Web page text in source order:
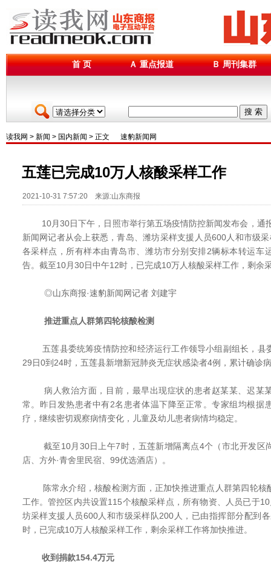
首 页 Ａ 重点报道 Ｂ 周刊集群
搜 索
读我网 > 新闻 > 国内新闻 > 正文 速豹新闻网
五莲已完成10万人核酸采样工作
2021-10-31 7:57:20 来源:山东商报
10月30日下午，日照市举行第五场疫情防控新闻发布会，通
新闻网记者从会上获悉，青岛、潍坊采样支援人员600人和市级
各采样点，所有样本由青岛市、潍坊市分别安排2辆标本转运车
告。截至10月30日中午12时，已完成10万人核酸采样工作，剩余
◎山东商报·速豹新闻网记者 刘建宇
推进重点人群第四轮核酸检测
五莲县委统筹疫情防控和经济运行工作领导小组副组长，县
29日0到24时，五莲县新增新冠肺炎无症状感染者4例，累计确诊
病人救治方面，目前，最早出现症状的患者赵某某、迟某
常。昨日发热患者中有2名患者体温下降至正常。专家组均根据
疗，继续密切观察病情变化，儿童及幼儿患者病情均稳定。
截至10月30日上午7时，五莲新增隔离点4个（市北开发区
店、方外·青舍里民宿、99优选酒店）。
陈常永介绍，核酸检测方面，正加快推进重点人群第四轮核
工作。管控区内共设置115个核酸采样点，所有物资、人员已于
坊采样支援人员600人和市级采样队200人，已由指挥部分配到
时，已完成10万人核酸采样工作，剩余采样工作将加快推进。
收到捐款154.4万元